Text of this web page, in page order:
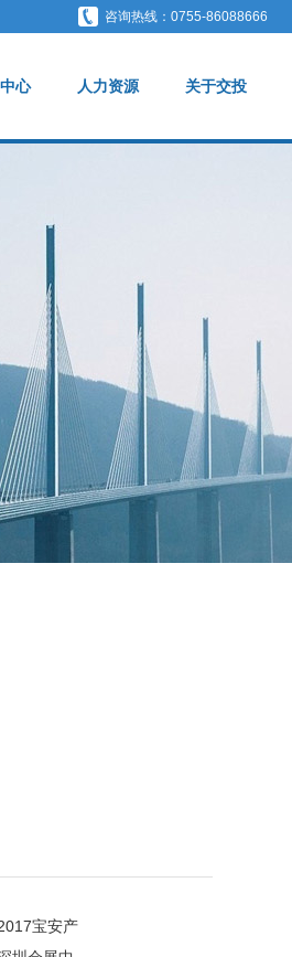
咨询热线：0755-86088666
心 人力资源 关于交投
宝安产